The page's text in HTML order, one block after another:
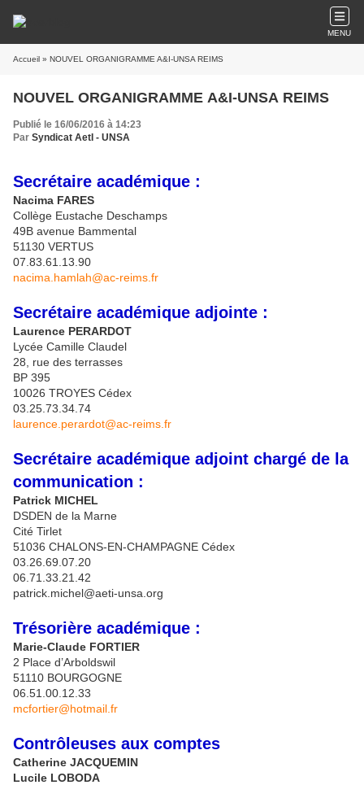
MENU
Accueil » NOUVEL ORGANIGRAMME A&I-UNSA REIMS
NOUVEL ORGANIGRAMME A&I-UNSA REIMS
Publié le 16/06/2016 à 14:23
Par Syndicat AetI - UNSA
Secrétaire académique :
Nacima FARES
Collège Eustache Deschamps
49B avenue Bammental
51130 VERTUS
07.83.61.13.90
nacima.hamlah@ac-reims.fr
Secrétaire académique adjointe :
Laurence PERARDOT
Lycée Camille Claudel
28, rue des terrasses
BP 395
10026 TROYES Cédex
03.25.73.34.74
laurence.perardot@ac-reims.fr
Secrétaire académique adjoint chargé de la
communication :
Patrick MICHEL
DSDEN de la Marne
Cité Tirlet
51036 CHALONS-EN-CHAMPAGNE Cédex
03.26.69.07.20
06.71.33.21.42
patrick.michel@aeti-unsa.org
Trésorière académique :
Marie-Claude FORTIER
2 Place d’Arboldswil
51110 BOURGOGNE
06.51.00.12.33
mcfortier@hotmail.fr
Contrôleuses aux comptes
Catherine JACQUEMIN
Lucile LOBODA